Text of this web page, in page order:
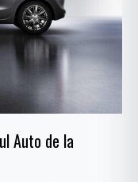
Auto de la